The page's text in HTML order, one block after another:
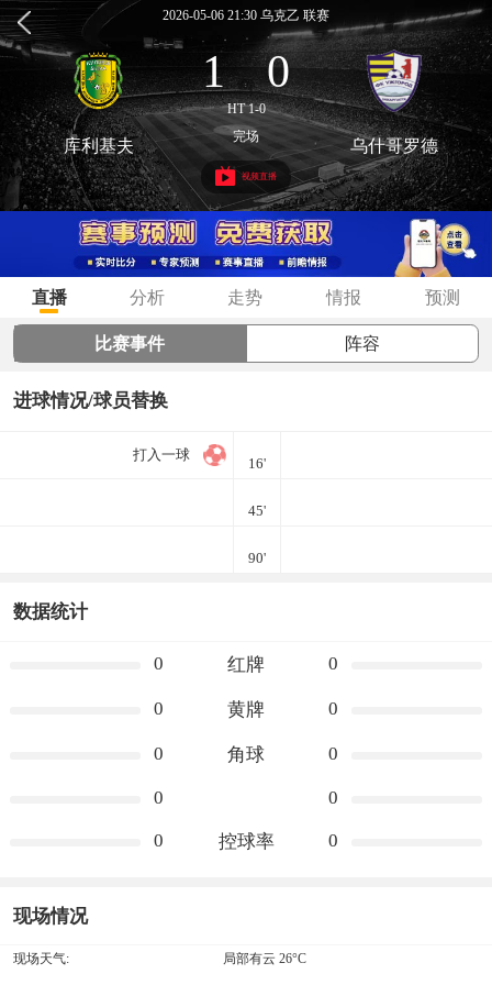
2026-05-06 21:30 乌克乙 联赛
1 : 0
HT 1-0
库利基夫 完场 乌什哥罗德
视频直播
直播 分析 走势 情报 预测
比赛事件 阵容
进球情况/球员替换
打入一球
16'
45'
90'
数据统计
0 红牌 0
0 黄牌 0
0 角球 0
0 0
0 控球率 0
现场情况
现场天气: 局部有云 26°C